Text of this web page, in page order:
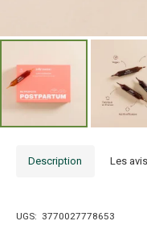
Description Les avis
UGS: 3770027778653